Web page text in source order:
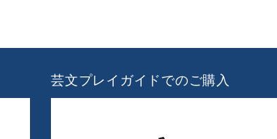
芸文プレイガイドでのご購入